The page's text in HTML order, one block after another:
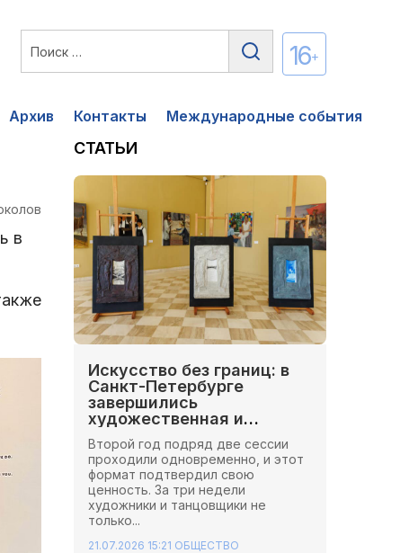
16+
Архив Контакты
Международные события
в
СТАТЬИ
Искусство без границ: в
Санкт-Петербурге
завершились
художественная и
хореографическая сессии
Школы Иннопрактики.
Второй год подряд две сессии
проходили одновременно, и этот
формат подтвердил свою
ценность. За три недели
художники и танцовщики не
только...
21.07.2026 15:21 ОБЩЕСТВО